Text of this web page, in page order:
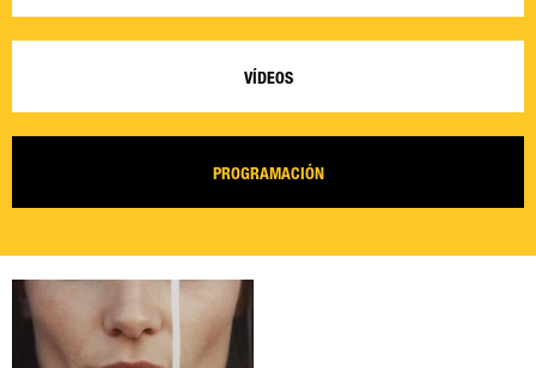
VÍDEOS
PROGRAMACIÓN